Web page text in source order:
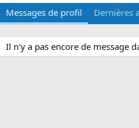
Messages de profil Dernières
Il n'y a pas encore de message